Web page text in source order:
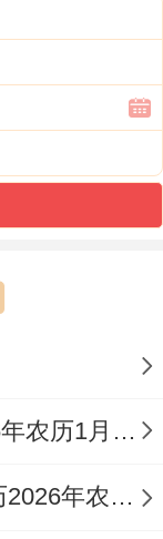
2026年农历1月入宅吉日 2026年农历1月入宅最好的日子
农历九月黄道吉日2026年 黄历2026年农历九月黄道吉日查询